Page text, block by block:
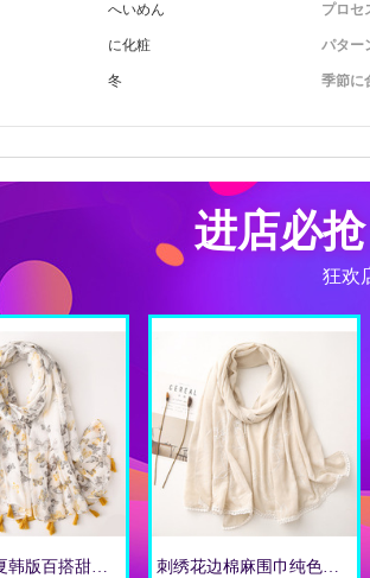
へいめん プロセ
に化粧 パター
冬 季節に
进店必
狂欢
围巾女春夏韩版百搭甜美蝴蝶保暖披肩棉麻手感纱巾度假大沙滩巾 刺绣花边棉麻围巾纯色丝巾绣花百搭披肩女长款秋冬保暖薄款纱巾女